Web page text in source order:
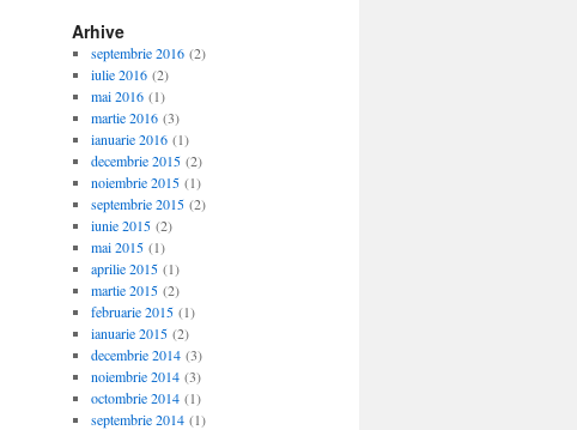
Arhive
septembrie 2016(2)
iulie 2016(2)
mai 2016(1)
martie 2016(3)
ianuarie 2016(1)
decembrie 2015(2)
noiembrie 2015(1)
septembrie 2015(2)
iunie 2015(2)
mai 2015(1)
aprilie 2015(1)
martie 2015(2)
februarie 2015(1)
ianuarie 2015(2)
decembrie 2014(3)
noiembrie 2014(3)
octombrie 2014(1)
septembrie 2014(1)